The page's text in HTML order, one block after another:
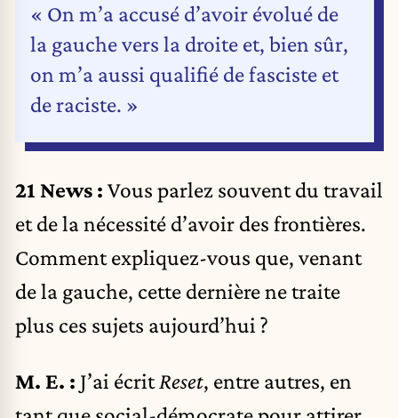
« On m’a accusé d’avoir évolué de
la gauche vers la droite et, bien sûr,
on m’a aussi qualifié de fasciste et
de raciste. »
21 News : Vous parlez souvent du travail
et de la nécessité d’avoir des frontières.
Comment expliquez-vous que, venant
de la gauche, cette dernière ne traite
plus ces sujets aujourd’hui ?
M. E. : J’ai écritReset, entre autres, en